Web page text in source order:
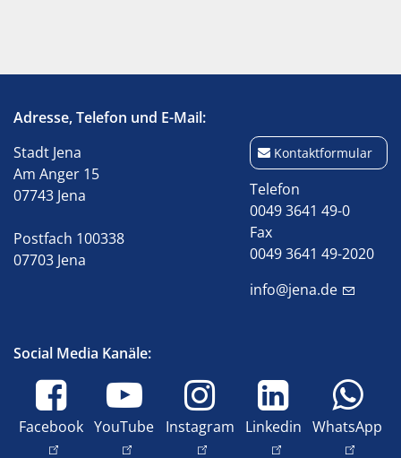
Adresse, Telefon und E-Mail:
Stadt Jena
Am Anger 15
07743 Jena
Postfach 100338
07703 Jena
Kontaktformular
Telefon
0049 3641 49-0
Fax
0049 3641 49-2020
info@jena.de
Social Media Kanäle:
Facebook YouTube Instagram Linkedin WhatsApp